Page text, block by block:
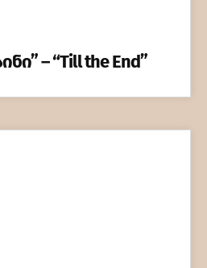
– “Till the End”